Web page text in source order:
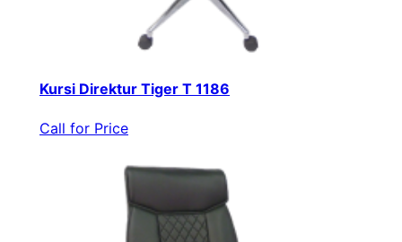
Kursi Direktur Tiger T 1186
Call for Price